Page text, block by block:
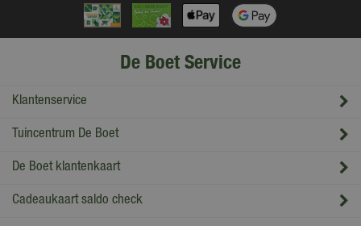
De Boet Service
Klantenservice
Tuincentrum De Boet
De Boet klantenkaart
Cadeaukaart saldo check